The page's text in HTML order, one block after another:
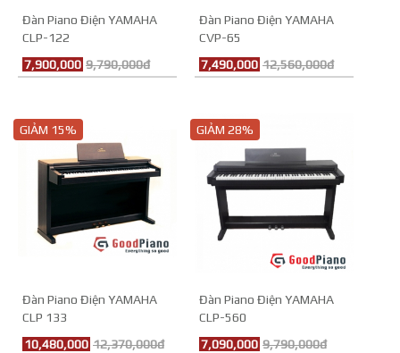
Đàn Piano Điện YAMAHA
CLP-122
7,900,000 9,790,000đ
Đàn Piano Điện YAMAHA
CVP-65
7,490,000 12,560,000đ
GIẢM 15%
Đàn Piano Điện YAMAHA
CLP 133
10,480,000 12,370,000đ
GIẢM 28%
Đàn Piano Điện YAMAHA
CLP-560
7,090,000 9,790,000đ